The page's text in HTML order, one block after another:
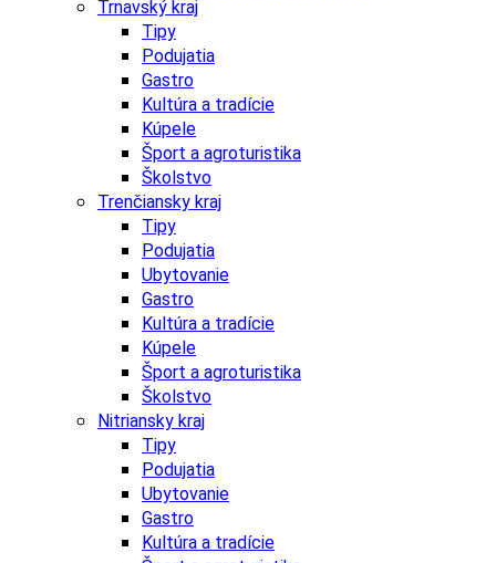
Trnavský kraj
Tipy
Podujatia
Gastro
Kultúra a tradície
Kúpele
Šport a agroturistika
Školstvo
Trenčiansky kraj
Tipy
Podujatia
Ubytovanie
Gastro
Kultúra a tradície
Kúpele
Šport a agroturistika
Školstvo
Nitriansky kraj
Tipy
Podujatia
Ubytovanie
Gastro
Kultúra a tradície